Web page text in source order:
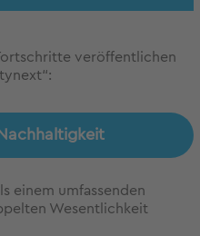
veröffentlichen
einem umfassenden
Wesentlichkeit